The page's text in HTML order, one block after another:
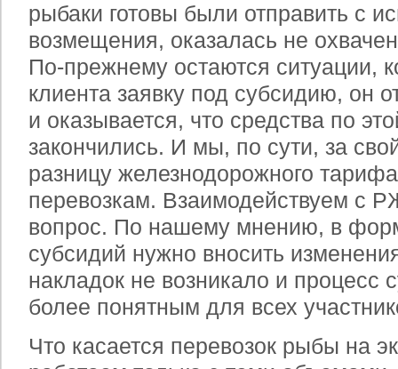
рыбаки готовы были отправить с
возмещения, оказалась не
По-прежнему остаются ситуации,
клиента заявку под субсидию, он
и оказывается, что средства по
закончились. И мы, по сути, за
разницу железнодорожного
перевозкам. Взаимодействуем с
вопрос. По нашему мнению, в
субсидий нужно вносить
накладок не возникало и процесс
более понятным для всех
Что касается перевозок рыбы на